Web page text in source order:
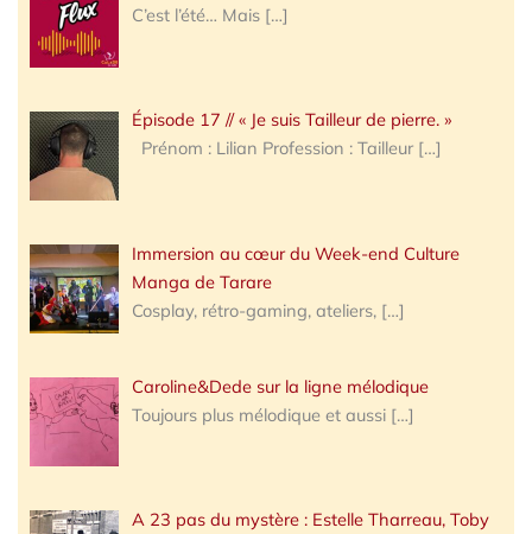
C’est l’été… Mais […]
Épisode 17 // « Je suis Tailleur de pierre. »
Prénom : Lilian Profession : Tailleur […]
Immersion au cœur du Week-end Culture
Manga de Tarare
Cosplay, rétro-gaming, ateliers, […]
Caroline&Dede sur la ligne mélodique
Toujours plus mélodique et aussi […]
A 23 pas du mystère : Estelle Tharreau, Toby